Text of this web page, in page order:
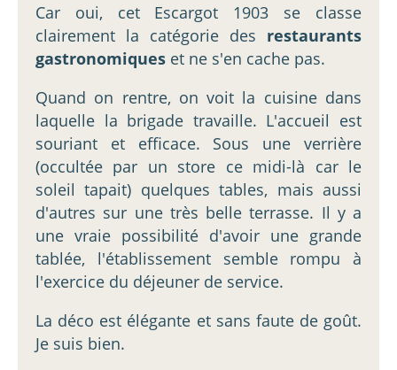
Car oui, cet Escargot 1903 se classe
clairement la catégorie des restaurants
gastronomiques et ne s'en cache pas.
Quand on rentre, on voit la cuisine dans
laquelle la brigade travaille. L'accueil est
souriant et efficace. Sous une verrière
(occultée par un store ce midi-là car le
soleil tapait) quelques tables, mais aussi
d'autres sur une très belle terrasse. Il y a
une vraie possibilité d'avoir une grande
tablée, l'établissement semble rompu à
l'exercice du déjeuner de service.
La déco est élégante et sans faute de goût.
Je suis bien.